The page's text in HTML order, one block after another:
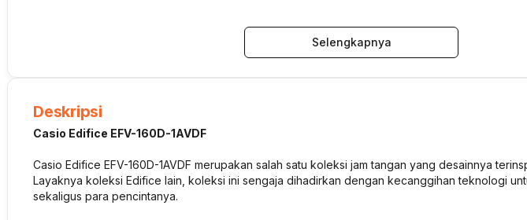
Selengkapnya
Deskripsi
Casio Edifice EFV-160D-1AVDF
Casio Edifice EFV-160D-1AVDF merupakan salah satu koleksi jam tangan yang desainnya
Layaknya koleksi Edifice lain, koleksi ini sengaja dihadirkan dengan kecanggihan teknologi
sekaligus para pencintanya.